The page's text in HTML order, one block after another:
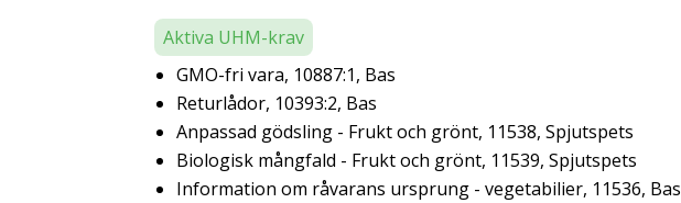
Aktiva UHM-krav
GMO-fri vara, 10887:1, Bas
Returlådor, 10393:2, Bas
Anpassad gödsling - Frukt och grönt, 11538, Spjutspets
Biologisk mångfald - Frukt och grönt, 11539, Spjutspets
Information om råvarans ursprung - vegetabilier, 11536, Bas